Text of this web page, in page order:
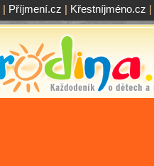
| Příjmení.cz | Křestníjméno.cz |